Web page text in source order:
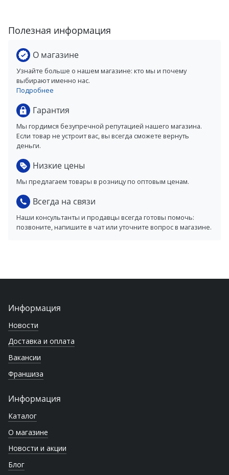
Полезная информация
О магазине
Узнайте больше о нашем магазине: кто мы и почему
выбирают именно нас.
Подробнее
Гарантия
Мы гордимся безупречной репутацией нашего магазина.
Если товар не устроит вас, вы всегда сможете вернуть
деньги.
Низкие цены
Мы предлагаем товары в розницу по оптовым ценам.
Всегда на связи
Наши консультанты и продавцы всегда готовы помочь:
позвоните, напишите в чат или уточните вопрос в магазине.
Информация
Новости
Доставка и оплата
Вакансии
Франшиза
Информация
Каталог
О магазине
Новости и акции
Блог